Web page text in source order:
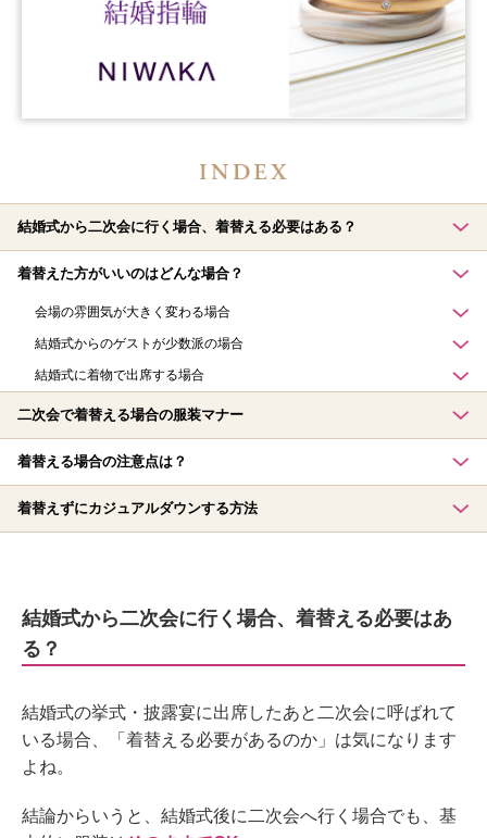
結婚式から二次会に行く場合、着替える必要はある？
着替えた方がいいのはどんな場合？
会場の雰囲気が大きく変わる場合
結婚式からのゲストが少数派の場合
結婚式に着物で出席する場合
二次会で着替える場合の服装マナー
着替える場合の注意点は？
着替えずにカジュアルダウンする方法
結婚式から二次会に行く場合、着替える必要はあ
る？
結婚式の挙式・披露宴に出席したあと二次会に呼ばれて
いる場合、「着替える必要があるのか」は気になります
よね。
結論からいうと、結婚式後に二次会へ行く場合でも、基